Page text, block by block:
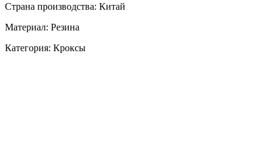
Страна производства: Китай
Материал: Резина
Категория: Кроксы